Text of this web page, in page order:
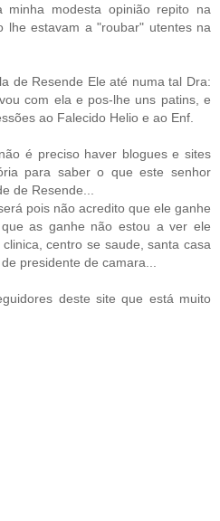
modesta opinião repito na
lhe estavam a "roubar" utentes na
de Resende Ele até numa tal Dra:
com ela e pos-lhe uns patins, e
ao Falecido Helio e ao Enf.
é preciso haver blogues e sites
para saber o que este senhor
de Resende...
pois não acredito que ele ganhe
as ganhe não estou a ver ele
centro se saude, santa casa
presidente de camara...
deste site que está muito